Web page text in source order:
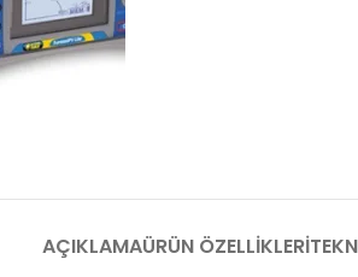
AÇIKLAMAÜRÜN ÖZELLIKLERI